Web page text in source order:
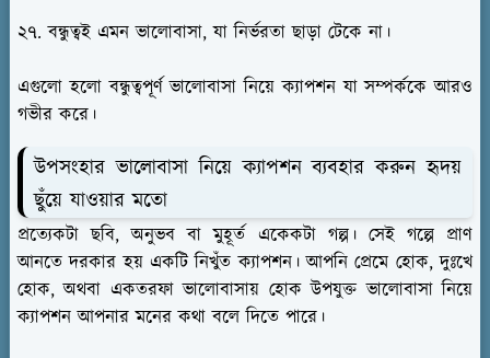
২৭. বন্ধুত্বই এমন ভালোবাসা, যা নির্ভরতা ছাড়া টেকে না।
এগুলো হলো বন্ধুত্বপূর্ণ ভালোবাসা নিয়ে ক্যাপশন যা সম্পর্ককে আরও
গভীর করে।
উপসংহার ভালোবাসা নিয়ে ক্যাপশন ব্যবহার করুন হৃদয়
ছুঁয়ে যাওয়ার মতো
প্রত্যেকটা ছবি, অনুভব বা মুহূর্ত একেকটা গল্প। সেই গল্পে প্রাণ
আনতে দরকার হয় একটি নিখুঁত ক্যাপশন। আপনি প্রেমে হোক, দুঃখে
হোক, অথবা একতরফা ভালোবাসায় হোক উপযুক্ত ভালোবাসা নিয়ে
ক্যাপশন আপনার মনের কথা বলে দিতে পারে।